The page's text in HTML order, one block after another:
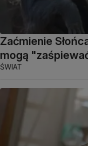
Zaćmienie
mogą
ŚWIAT